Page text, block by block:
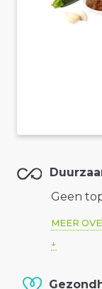
Geen
MEER